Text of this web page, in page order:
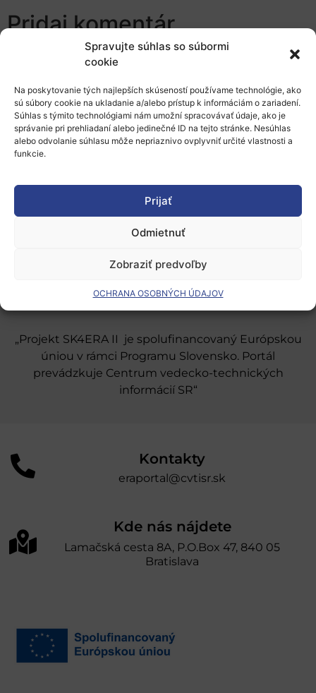
Spravujte súhlas so súbormi
cookie
Na poskytovanie tých najlepších skúseností používame technológie, ako
sú súbory cookie na ukladanie a/alebo prístup k informáciám o zariadení.
Súhlas s týmito technológiami nám umožní spracovávať údaje, ako je
správanie pri prehliadaní alebo jedinečné ID na tejto stránke. Nesúhlas
alebo odvolanie súhlasu môže nepriaznivo ovplyvniť určité vlastnosti a
funkcie.
Prijať
Odmietnuť
Zobraziť predvoľby
OCHRANA OSOBNÝCH ÚDAJOV
Pridaj komentár
Prepáčte, ale pred zanechaním komentára sa musíte
Európsky výskumný priestor
Oblasti našej podpory
Podporné schémy a služby
Grantové programy pre výskum
Odber noviniek
„Projekt SK4ERA II je spolufinancovaný Európskou
úniou v rámci Programu Slovensko. Portál
prevádzkuje Centrum vedecko-technických
informácií SR“
Kontakty
eraportal@cvtisr.sk
Kde nás nájdete
Lamačská cesta 8A, P.O.Box 47, 840 05
Bratislava